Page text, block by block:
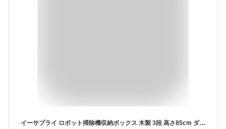
イーサプライ ロボット掃除機収納ボックス 木製 3段 高さ85cm ダストボックス対応 ルンバ基地 ルーター収納 ケーブル収納 タップボックス 充電ステーション ダークブラウン EZ2-CB062DBRM